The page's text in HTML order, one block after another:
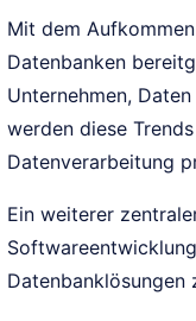
Mit dem
Datenbanken
Unternehmen,
werden diese
Datenverarbeitung
Ein weiterer
Datenbanklösungen